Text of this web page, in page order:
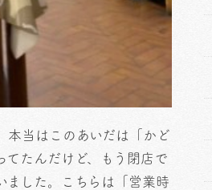
本当はこのあいだは「かど
てたんだけど、もう閉店で
ました。こちらは「営業時